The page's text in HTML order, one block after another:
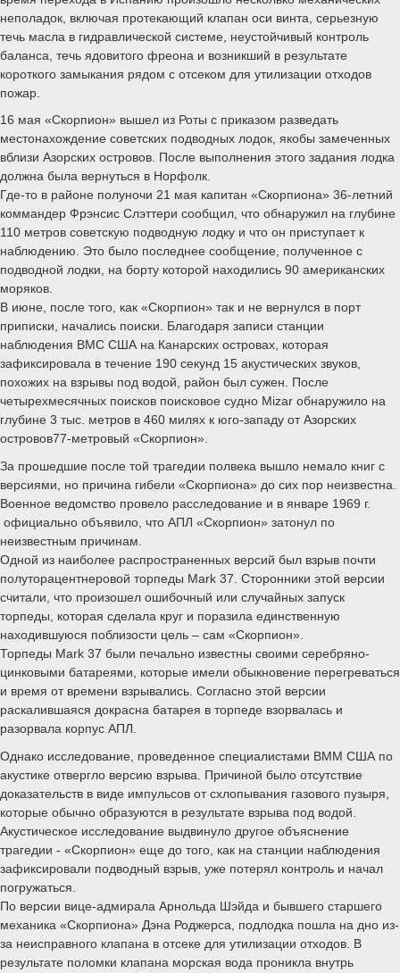
неполадок, включая протекающий клапан оси винта, серьезную
течь масла в гидравлической системе, неустойчивый контроль
баланса, течь ядовитого фреона и возникший в результате
короткого замыкания рядом с отсеком для утилизации отходов
пожар.
16 мая «Скорпион» вышел из Роты с приказом разведать
местонахождение советских подводных лодок, якобы замеченных
вблизи Азорских островов. После выполнения этого задания лодка
должна была вернуться в Норфолк.
Где-то в районе полуночи 21 мая капитан «Скорпиона» 36-летний
коммандер Фрэнсис Слэттери сообщил, что обнаружил на глубине
110 метров советскую подводную лодку и что он приступает к
наблюдению. Это было последнее сообщение, полученное с
подводной лодки, на борту которой находились 90 американских
моряков.
В июне, после того, как «Скорпион» так и не вернулся в порт
приписки, начались поиски. Благодаря записи станции
наблюдения ВМС США на Канарских островах, которая
зафиксировала в течение 190 секунд 15 акустических звуков,
похожих на взрывы под водой, район был сужен. После
четырехмесячных поисков поисковое судно Mizar обнаружило на
глубине 3 тыс. метров в 460 милях к юго-западу от Азорских
островов77-метровый «Скорпион».
За прошедшие после той трагедии полвека вышло немало книг с
версиями, но причина гибели «Скорпиона» до сих пор неизвестна.
Военное ведомство провело расследование и в январе 1969 г.
официально объявило, что АПЛ «Скорпион» затонул по
неизвестным причинам.
Одной из наиболее распространенных версий был взрыв почти
полуторацентнеровой торпеды Mark 37. Сторонники этой версии
считали, что произошел ошибочный или случайных запуск
торпеды, которая сделала круг и поразила единственную
находившуюся поблизости цель – сам «Скорпион».
Торпеды Mark 37 были печально известны своими серебряно-
цинковыми батареями, которые имели обыкновение перегреваться
и время от времени взрывались. Согласно этой версии
раскалившаяся докрасна батарея в торпеде взорвалась и
разорвала корпус АПЛ.
Однако исследование, проведенное специалистами ВММ США по
акустике отвергло версию взрыва. Причиной было отсутствие
доказательств в виде импульсов от схлопывания газового пузыря,
которые обычно образуются в результате взрыва под водой.
Акустическое исследование выдвинуло другое объяснение
трагедии - «Скорпион» еще до того, как на станции наблюдения
зафиксировали подводный взрыв, уже потерял контроль и начал
погружаться.
По версии вице-адмирала Арнольда Шэйда и бывшего старшего
механика «Скорпиона» Дэна Роджерса, подлодка пошла на дно из-
за неисправного клапана в отсеке для утилизации отходов. В
результате поломки клапана морская вода проникла внутрь